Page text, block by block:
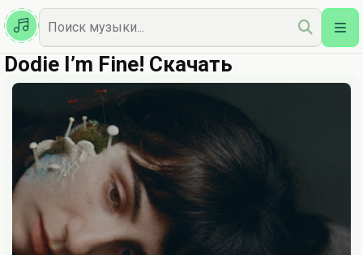
Казахская
Наш Топ
Dodie I’m Fine! Скачать